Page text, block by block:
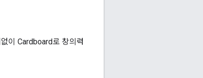
이 Cardboard로 창의력